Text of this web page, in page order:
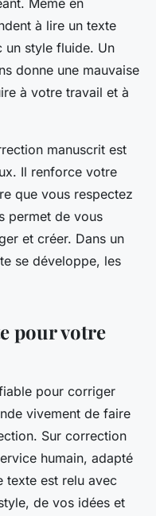
Même en
à lire un texte
un style fluide. Un
donne une mauvaise
à votre travail et à
manuscrit est
Il renforce votre
que vous respectez
permet de vous
et créer. Dans un
se développe, les
pour votre
pour corriger
vivement de faire
Sur correction
humain, adapté
texte est relu avec
de vos idées et